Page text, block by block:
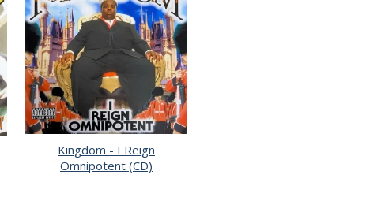
Kingdom - I Reign
Omnipotent (CD)